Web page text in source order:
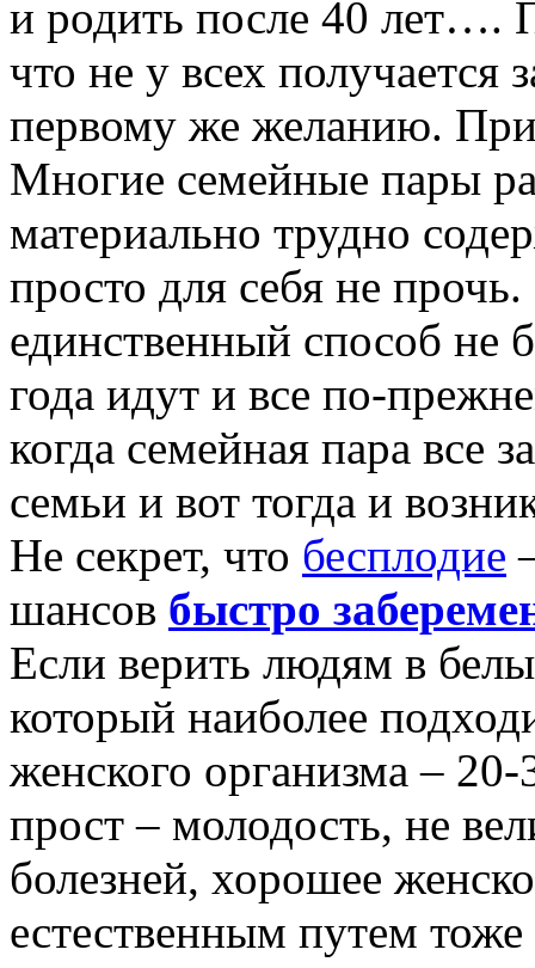
и родить после 40 лет….
что не у всех получается
первому же желанию.
Многие семейные пары
материально трудно
просто для себя не
единственный способ не
года идут и все по-
когда семейная пара все
семьи и вот тогда и
Не секрет, что бесплодие
шансов быстро
Если верить людям в
который наиболее
женского организма –
прост – молодость, не
болезней, хорошее
естественным путем тоже